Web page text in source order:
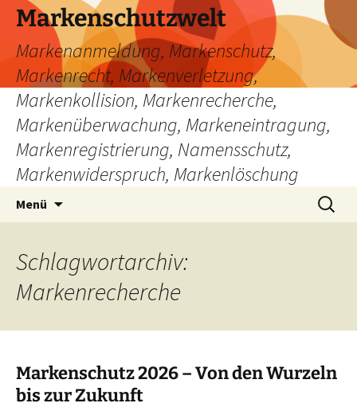
Zum
Inhalt
springen
Markenschutzwelt
Markenanmeldung, Markenschutz,
Markenrecht, Markenverletzung,
Markenkollision, Markenrecherche,
Markenüberwachung, Markeneintragung,
Markenregistrierung, Namensschutz,
Markenwiderspruch, Markenlöschung
Menü
Suchen
nach:
Schlagwortarchiv:
Markenrecherche
Markenschutz 2026 – Von den Wurzeln
bis zur Zukunft